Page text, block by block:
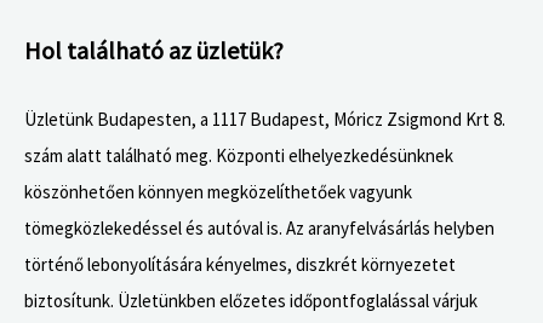
Hol található az üzletük?
Üzletünk Budapesten, a 1117 Budapest, Móricz Zsigmond Krt 8.
szám alatt található meg. Központi elhelyezkedésünknek
köszönhetően könnyen megközelíthetőek vagyunk
tömegközlekedéssel és autóval is. Az aranyfelvásárlás helyben
történő lebonyolítására kényelmes, diszkrét környezetet
biztosítunk. Üzletünkben előzetes időpontfoglalással várjuk